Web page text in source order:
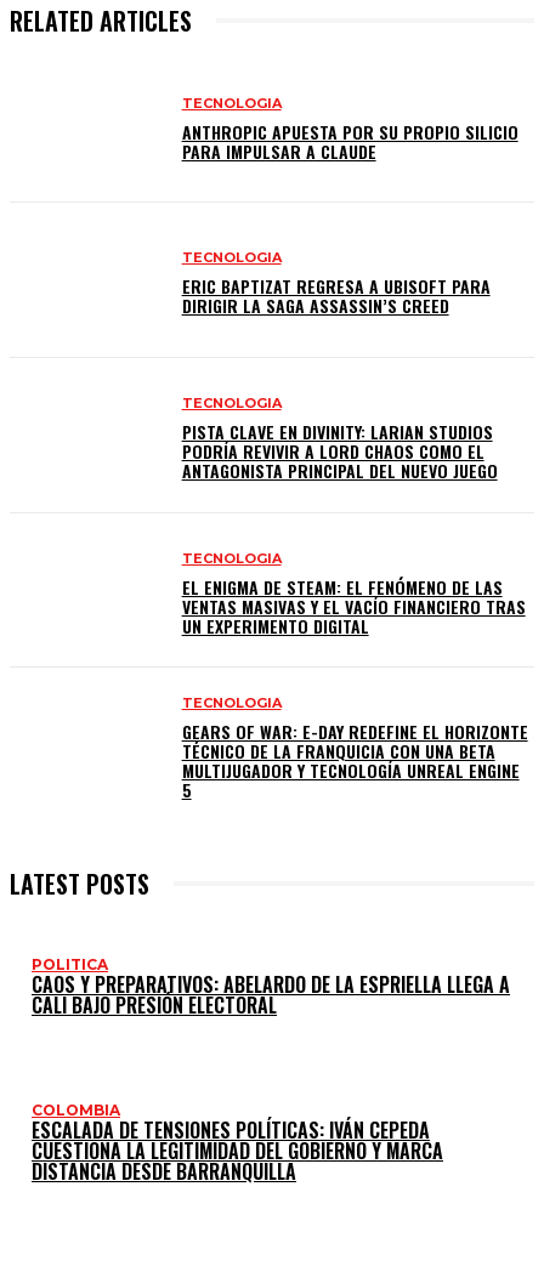
RELATED ARTICLES
TECNOLOGIA
ANTHROPIC APUESTA POR SU PROPIO SILICIO
PARA IMPULSAR A CLAUDE
TECNOLOGIA
ERIC BAPTIZAT REGRESA A UBISOFT PARA
DIRIGIR LA SAGA ASSASSIN’S CREED
TECNOLOGIA
PISTA CLAVE EN DIVINITY: LARIAN STUDIOS
PODRÍA REVIVIR A LORD CHAOS COMO EL
ANTAGONISTA PRINCIPAL DEL NUEVO JUEGO
TECNOLOGIA
EL ENIGMA DE STEAM: EL FENÓMENO DE LAS
VENTAS MASIVAS Y EL VACÍO FINANCIERO TRAS
UN EXPERIMENTO DIGITAL
TECNOLOGIA
GEARS OF WAR: E-DAY REDEFINE EL HORIZONTE
TÉCNICO DE LA FRANQUICIA CON UNA BETA
MULTIJUGADOR Y TECNOLOGÍA UNREAL ENGINE
5
LATEST POSTS
POLITICA
CAOS Y PREPARATIVOS: ABELARDO DE LA ESPRIELLA LLEGA A
CALI BAJO PRESIÓN ELECTORAL
COLOMBIA
ESCALADA DE TENSIONES POLÍTICAS: IVÁN CEPEDA
CUESTIONA LA LEGITIMIDAD DEL GOBIERNO Y MARCA
DISTANCIA DESDE BARRANQUILLA